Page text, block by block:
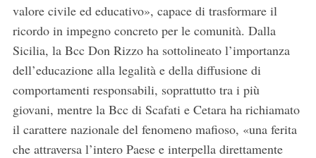
valore civile ed educativo», capace di trasformare il
ricordo in impegno concreto per le comunità. Dalla
Sicilia, la Bcc Don Rizzo ha sottolineato l’importanza
dell’educazione alla legalità e della diffusione di
comportamenti responsabili, soprattutto tra i più
giovani, mentre la Bcc di Scafati e Cetara ha richiamato
il carattere nazionale del fenomeno mafioso, «una ferita
che attraversa l’intero Paese e interpella direttamente